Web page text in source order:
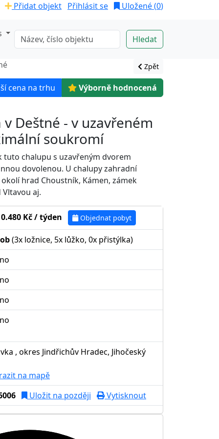
Přidat objekt Přihlásit se Uložené (0)
Zpět
cena na trhu Výborně hodnocená
Deštné - v uzavřeném
soukromí
chalupu s uzavřeným dvorem
dovolenou. U chalupy zahradní
hrad Choustník, Kámen, zámek
aj.
Kč / týden Objednat pobyt
(3x ložnice, 5x lůžko, 0x přistýlka)
, okres Jindřichův Hradec, Jihočeský
na mapě
Uložit na později Vytisknout